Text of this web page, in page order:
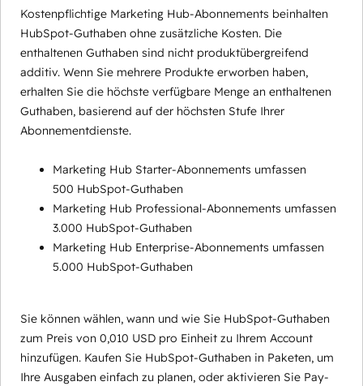
Kostenpflichtige Marketing Hub-Abonnements beinhalten
HubSpot-Guthaben ohne zusätzliche Kosten. Die
enthaltenen Guthaben sind nicht produktübergreifend
additiv. Wenn Sie mehrere Produkte erworben haben,
erhalten Sie die höchste verfügbare Menge an enthaltenen
Guthaben, basierend auf der höchsten Stufe Ihrer
Abonnementdienste.
Marketing Hub Starter-Abonnements umfassen
500 HubSpot-Guthaben
Marketing Hub Professional-Abonnements umfassen
3.000 HubSpot-Guthaben
Marketing Hub Enterprise-Abonnements umfassen
5.000 HubSpot-Guthaben
Sie können wählen, wann und wie Sie HubSpot-Guthaben
zum Preis von 0,010 USD pro Einheit zu Ihrem Account
hinzufügen. Kaufen Sie HubSpot-Guthaben in Paketen, um
Ihre Ausgaben einfach zu planen, oder aktivieren Sie Pay-